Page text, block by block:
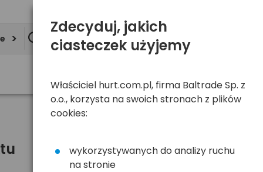
Zdecyduj, jakich
ciasteczek użyjemy
Właściciel hurt.com.pl, firma Baltrade Sp. z
o.o., korzysta na swoich stronach z plików
cookies:
wykorzystywanych do analizy ruchu
na stronie